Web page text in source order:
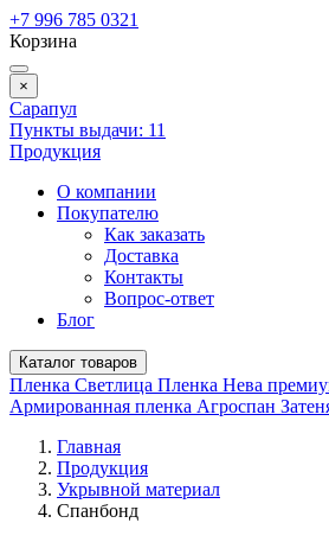
+7 996 785 0321
Корзина
×
Сарапул
Пункты выдачи: 11
Продукция
О компании
Покупателю
Как заказать
Доставка
Контакты
Вопрос-ответ
Блог
Каталог товаров
Пленка Светлица Пленка Нева
Армированная пленка Агроспан
Главная
Продукция
Укрывной материал
Спанбонд